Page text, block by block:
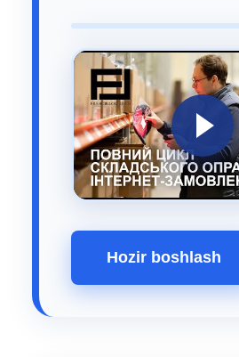
Hozir boshlash